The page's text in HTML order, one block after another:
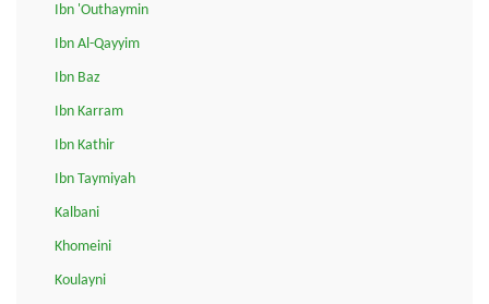
Ibn 'Outhaymin
Ibn Al-Qayyim
Ibn Baz
Ibn Karram
Ibn Kathir
Ibn Taymiyah
Kalbani
Khomeini
Koulayni